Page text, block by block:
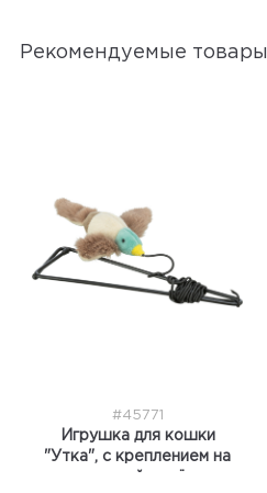
Рекомендуемые товары
#45771
Игрушка для кошки
"Утка", с креплением на